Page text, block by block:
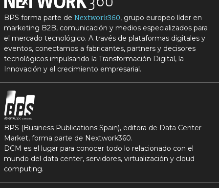
BPS forma parte de Nextwork360, grupo europeo líder en
marketing B2B, comunicación y medios especializados para
el mercado tecnológico. A través de plataformas digitales y
eventos, conectamos a fabricantes, partners y decisores
tecnológicos impulsando la Transformación Digital, la
Innovación y el crecimiento empresarial.
BPS (Business Publications Spain), editora de Data Center
Market, forma parte de Nextwork360.
DCM es el lugar para conocer todo lo relacionado con el
mundo del data center, servidores, virtualización y cloud
computing.